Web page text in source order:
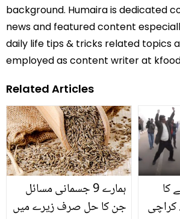
background. Humaira is dedicated
news and featured content
daily life tips & tricks related topics
employed as content writer at
Related Articles
ہمارے 9 جسمانی مسائل
جن کا حل صرف زیرے میں
کا
کراچی